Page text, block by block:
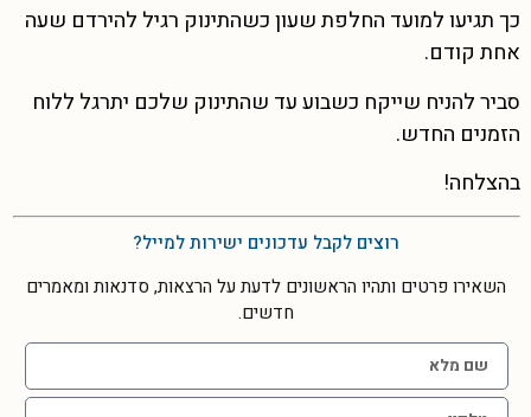
כך תגיעו למועד החלפת שעון כשהתינוק רגיל להירדם שעה
אחת קודם.
סביר להניח שייקח כשבוע עד שהתינוק שלכם יתרגל ללוח
הזמנים החדש.
בהצלחה!
רוצים לקבל עדכונים ישירות למייל?
השאירו פרטים ותהיו הראשונים לדעת על הרצאות, סדנאות ומאמרים
חדשים.